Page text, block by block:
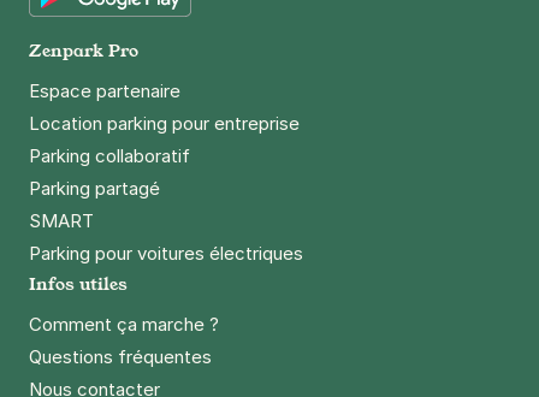
Zenpark Pro
Espace partenaire
Location parking pour entreprise
Parking collaboratif
Parking partagé
SMART
Parking pour voitures électriques
Infos utiles
Comment ça marche ?
Questions fréquentes
Nous contacter